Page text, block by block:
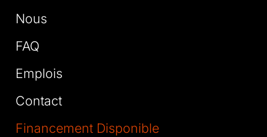
Nous
FAQ
Emplois
Contact
Financement Disponible